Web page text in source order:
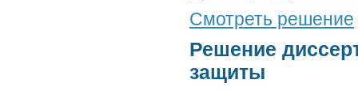
Смотреть решение
Решение
защиты